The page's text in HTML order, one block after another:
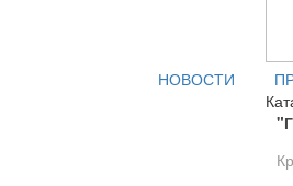
НОВОСТИ